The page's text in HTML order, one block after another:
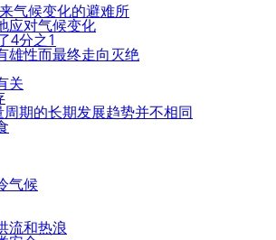
气候变化的避难所
应对气候变化
4分之1
雄性而最终走向灭绝
关
期的长期发展趋势并不相同
气候
流和热浪